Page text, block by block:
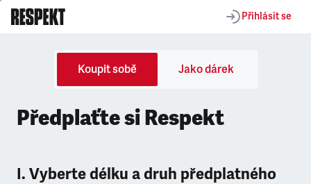
Přihlásit se
Koupit sobě Jako dárek
Předplaťte si Respekt
I. Vyberte délku a druh předplatného